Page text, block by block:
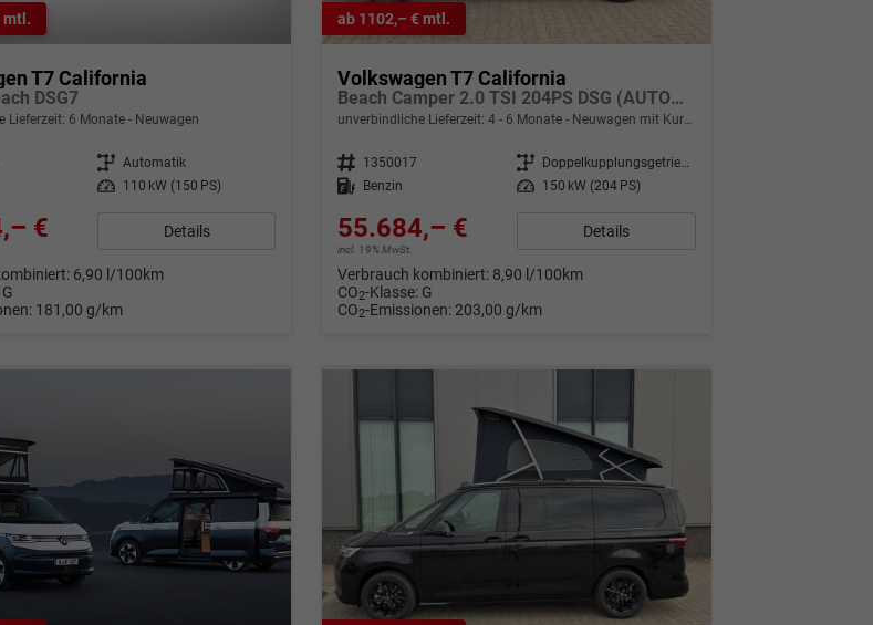
mtl.
T7 California
DSG7
Lieferzeit: 6 Monate Neuwagen
Getriebe Automatik
Leistung 110 kW (150 PS)
€ Details
6,90 l/100km
G
181,00 g/km
ab 1102,– € mtl.
Volkswagen T7 California
Beach Camper 2.0 TSI 204PS DSG (AUTOMATIK), 5 JAHRE GARANTIE, MINI-KÜCHE, Privacy-Glas, Aufstelldach, Parksensoren vorne/hinten, Rückfahrkamera, Klima, M-Lederlenkrad, ACC, Digital Cockpit, Schiebetüre l/r, Radio 12,9"+App-Connect, Sitzer + 4 Schlafplätze
unverbindliche Lieferzeit: 4 - 6 Monate Neuwagen mit Kurzzeitzulassung
Fahrzeugnr. 1350017 Getriebe
Kraftstoff Benzin Leistung 150 kW (204 PS)
55.684,– €
incl. 19% MwSt.
Details
Verbrauch kombiniert: 8,90 l/100km
CO2-Klasse: G
CO2-Emissionen: 203,00 g/km